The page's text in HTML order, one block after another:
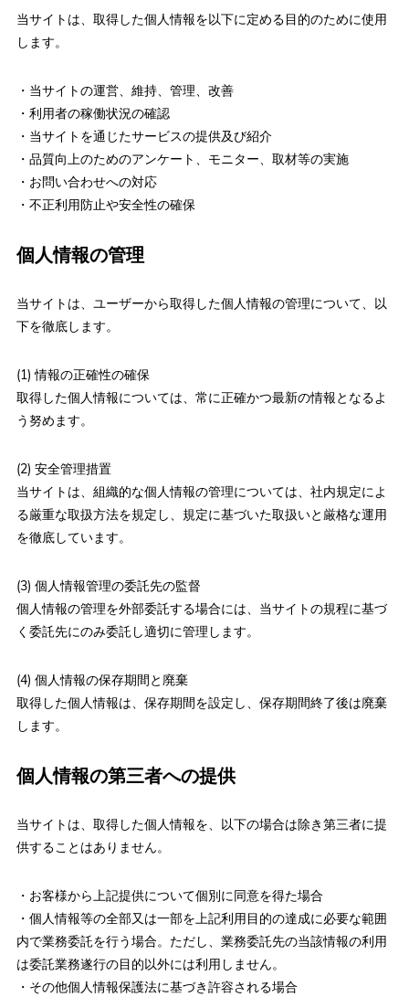
当サイトは、取得した個人情報を以下に定める目的のために使用
します。
・当サイトの運営、維持、管理、改善
・利用者の稼働状況の確認
・当サイトを通じたサービスの提供及び紹介
・品質向上のためのアンケート、モニター、取材等の実施
・お問い合わせへの対応
・不正利用防止や安全性の確保
個人情報の管理
当サイトは、ユーザーから取得した個人情報の管理について、以
下を徹底します。
(1) 情報の正確性の確保
取得した個人情報については、常に正確かつ最新の情報となるよ
う努めます。
(2) 安全管理措置
当サイトは、組織的な個人情報の管理については、社内規定によ
る厳重な取扱方法を規定し、規定に基づいた取扱いと厳格な運用
を徹底しています。
(3) 個人情報管理の委託先の監督
個人情報の管理を外部委託する場合には、当サイトの規程に基づ
く委託先にのみ委託し適切に管理します。
(4) 個人情報の保存期間と廃棄
取得した個人情報は、保存期間を設定し、保存期間終了後は廃棄
します。
個人情報の第三者への提供
当サイトは、取得した個人情報を、以下の場合は除き第三者に提
供することはありません。
・お客様から上記提供について個別に同意を得た場合
・個人情報等の全部又は一部を上記利用目的の達成に必要な範囲
内で業務委託を行う場合。ただし、業務委託先の当該情報の利用
は委託業務遂行の目的以外には利用しません。
・その他個人情報保護法に基づき許容される場合